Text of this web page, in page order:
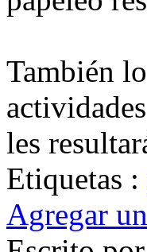
También
les
Etiquetas :
Agregar